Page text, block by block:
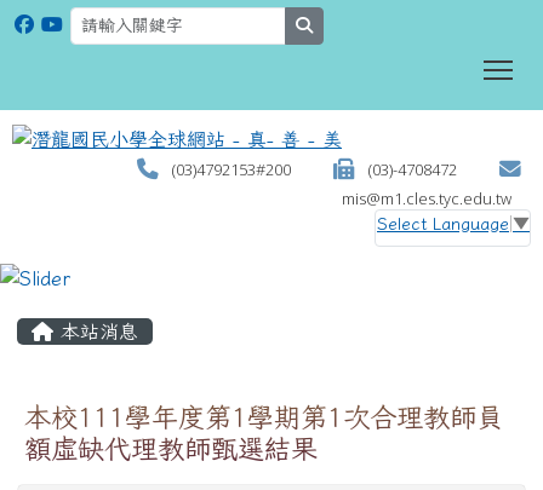
(03)4792153#200
(03)-4708472
mis@m1.cles.tyc.edu.tw
Select Language ▼
本站消息
本校111學年度第1學期第1次合理教師員
額虛缺代理教師甄選結果